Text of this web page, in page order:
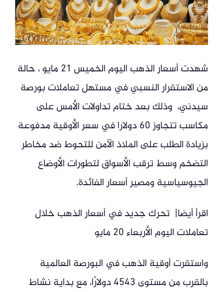
شهدت أسعار الذهب اليوم الخميس 21 مايو ، حالة
من الاستقرار النسبي في مستهل تعاملات بورصة
سيدني، وذلك بعد ختام تداولات الأمس على
مكاسب تتجاوز 60 دولارا في سعر الأوقية مدفوعة
بزيادة الطلب على الملاذ الآمن للتحوط ضد مخاطر
التضخم وسط ترقب الأسواق لتطورات الأوضاع
الجيوسياسية ومصير أسعار الفائدة.
اقرأ أيضا| تحرك جديد في أسعار الذهب خلال
تعاملات اليوم الأربعاء 20 مايو
واستقرت أوقية الذهب في البورصة العالمية
بالقرب من مستوى 4543 دولارًا، مع بداية نشاط